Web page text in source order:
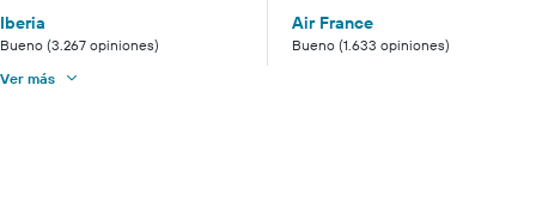
Iberia
Bueno (3.267 opiniones)
Air France
Bueno (1.633 opiniones)
Ver más